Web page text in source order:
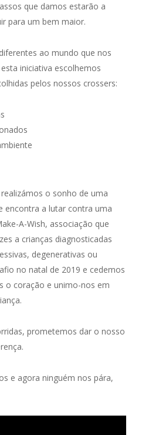
que damos estarão a
para um bem maior.
ao mundo que nos
iniciativa escolhemos
pelos nossos crossers:
o sonho de uma
encontra a lutar contra uma
A-Wish, associação que
a crianças diagnosticadas
degenerativas ou
no natal de 2019 e cedemos
o coração e unimo-nos em
prometemos dar o nosso
e agora ninguém nos pára,